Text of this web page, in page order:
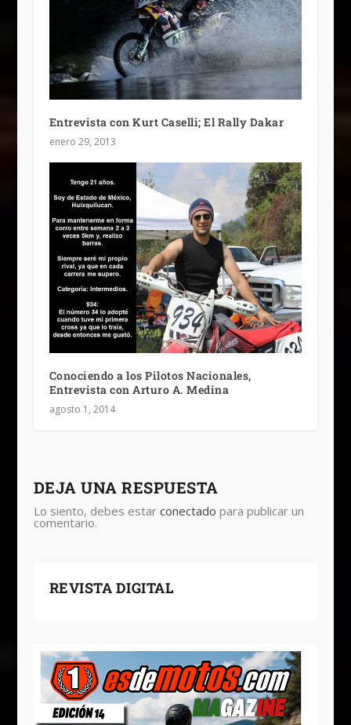
Entrevista con Kurt Caselli; El Rally Dakar
enero 29, 2013
Conociendo a los Pilotos Nacionales,
Entrevista con Arturo A. Medina
agosto 1, 2014
DEJA UNA RESPUESTA
Lo siento, debes estar conectado para publicar un
comentario.
REVISTA DIGITAL